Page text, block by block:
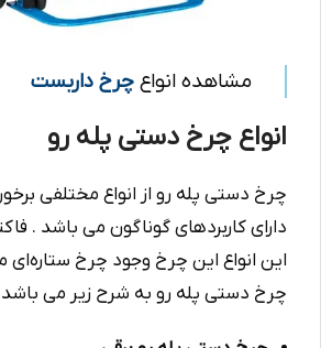
مشاهده انواع چرخ داربست
انواع چرخ دستی پله رو
چرخ دستی پله رو از انواع مختلفی
دارای کاربردهای گوناگون می باشد .
این انواع این چرخ وجود چرخ ستاره‌ای
چرخ دستی پله رو به شرح زیر می